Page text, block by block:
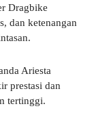
Dragbike
dan ketenangan
Ariesta
prestasi dan
tertinggi.